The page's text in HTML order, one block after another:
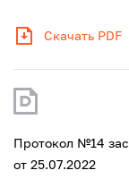
Скачать PDF
Протокол №14
от 25.07.2022